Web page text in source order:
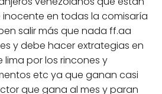
en todas la comisaría
salir más que nada ff.aa
y debe hacer extrategias en
por los rincones y
etc ya que ganan casi
que gana al mes y paran